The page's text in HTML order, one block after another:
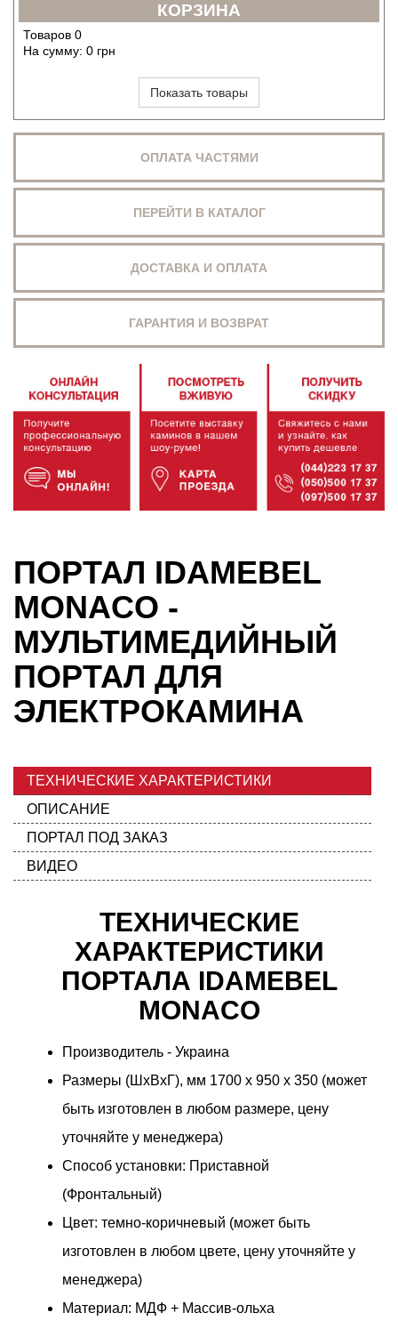
КОРЗИНА
Товаров 0
На сумму: 0 грн
Показать товары
ОПЛАТА ЧАСТЯМИ
ПЕРЕЙТИ В КАТАЛОГ
ДОСТАВКА И ОПЛАТА
ГАРАНТИЯ И ВОЗВРАТ
ПОРТАЛ IDAMEBEL
MONACO -
МУЛЬТИМЕДИЙНЫЙ
ПОРТАЛ ДЛЯ
ЭЛЕКТРОКАМИНА
ТЕХНИЧЕСКИЕ ХАРАКТЕРИСТИКИ
ОПИСАНИЕ
ПОРТАЛ ПОД ЗАКАЗ
ВИДЕО
ТЕХНИЧЕСКИЕ
ХАРАКТЕРИСТИКИ
ПОРТАЛА IDAMEBEL
MONACO
Производитель - Украина
Размеры (ШхВхГ), мм 1700 x 950 x 350 (может
быть изготовлен в любом размере, цену
уточняйте у менеджера)
Способ установки: Приставной
(Фронтальный)
Цвет: темно-коричневый (может быть
изготовлен в любом цвете, цену уточняйте у
менеджера)
Материал: МДФ + Массив-ольха